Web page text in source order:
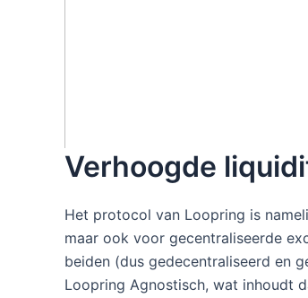
Verhoogde
Het protocol van Loopring is
maar ook voor gecentraliseerde
beiden (dus gedecentraliseerd en
Loopring Agnostisch, wat inhoudt